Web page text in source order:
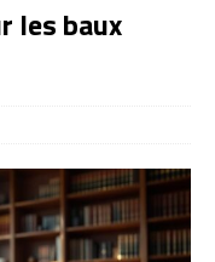
les baux